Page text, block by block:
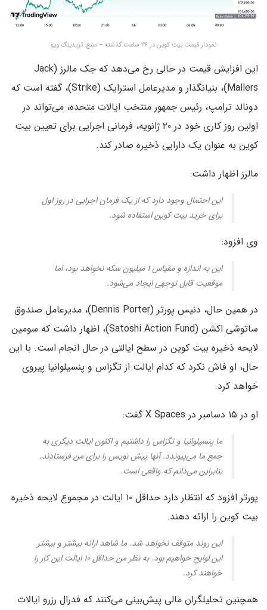
نمودار قیمت بیت کوین در ۲۴ ساعت گذشته – منبع: تریدینگ ویو
این افزایش قیمت در حالی رخ می‌دهد که جک مالرز (Jack
Mallers)، بنیانگذار و مدیرعامل استرایک (Strike)، گفته است که
دونالد ترامپ، رئیس جمهور منتخب ایالات متحده، می‌تواند در
اولین روز کاری خود در ۲۰ ژانویه، فرمانی اجرایی برای تعیین بیت
کوین به عنوان یک دارایی ذخیره صادر کند.
مالرز اظهار داشت:
این احتمال وجود دارد که از یک فرمان اجرایی در روز اول
برای خرید بیت کوین استفاده شود.
وی افزود:
این به اندازه و مقیاس ۱ میلیون سکه نخواهد بود، اما
موقعیت قابل توجهی ایجاد می‌شود.
در همین حال، دنیس پورتر (Dennis Porter)، مدیرعامل صندوق
ساتوشی اکشن (Satoshi Action Fund)، اظهار داشت که سومین
لایحه ذخیره بیت کوین در سطح ایالتی در حال انجام است. با این
حال، او فاش نکرد که کدام ایالت از تگزاس و پنسیلوانیا پیروی
خواهد کرد.
او در ۱۵ دسامبر در X Spaces گفت:
ما پنسیلوانیا و تگزاس را داشتیم و اکنون ایالت دیگری به
جمع ما می‌پیوندد. آنها پیش نویس را برای من فرستادند.
بنابراین می‌دانم که واقعی است.
پورتر افزود که انتظار دارد حداقل ۱۰ ایالت در مجموع لایحه ذخیره
بیت کوین را ارائه دهند.
این روند متوقف نخواهد شد. ما شاهد ارائه بیشتر و بیشتر
این لوایح خواهیم بود. به نظر من حداقل ۱۰ ایالت این کار را
خواهند کرد.
همچنین تحلیلگران مالی پیش‌بینی می‌کنند که فدرال رزرو ایالات